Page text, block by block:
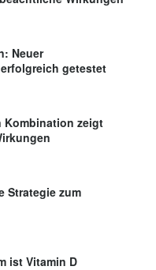
Neuer
getestet
Kombination zeigt
Strategie zum
ist Vitamin D